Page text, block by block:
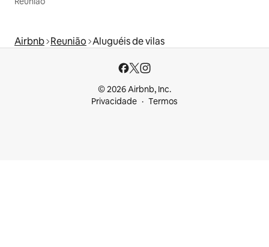
Airbnb Reunião Aluguéis de vilas
© 2026 Airbnb, Inc.
Privacidade
Termos